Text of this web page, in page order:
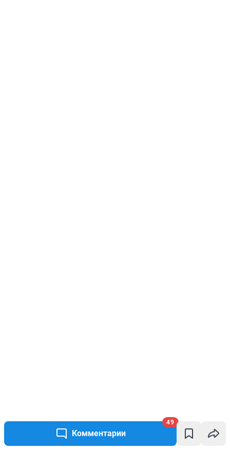
Комментарии
49